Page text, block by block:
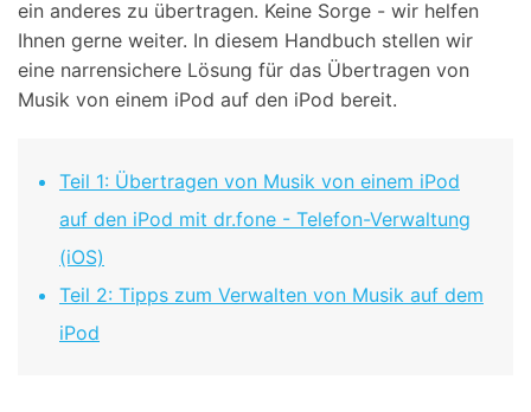
ein anderes zu übertragen. Keine Sorge - wir helfen
Ihnen gerne weiter. In diesem Handbuch stellen wir
eine narrensichere Lösung für das Übertragen von
Musik von einem iPod auf den iPod bereit.
Teil 1: Übertragen von Musik von einem iPod
auf den iPod mit dr.fone - Telefon-Verwaltung
(iOS)
Teil 2: Tipps zum Verwalten von Musik auf dem
iPod